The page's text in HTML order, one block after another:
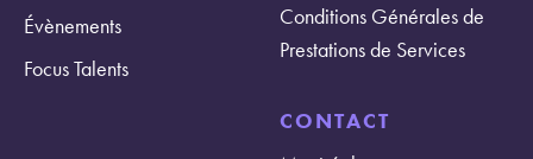
Évènements
Focus Talents
Conditions Générales de
Prestations de Services
CONTACT